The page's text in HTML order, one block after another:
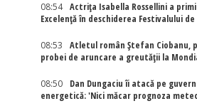
08:54
Actriţa Isabella Rossellini a
Excelenţă în deschiderea Festivalului de
08:53
Atletul român Ștefan Ciobanu,
probei de aruncare a greutății la
08:50
Dan Dungaciu îi atacă pe
energetică: 'Nici măcar prognoza